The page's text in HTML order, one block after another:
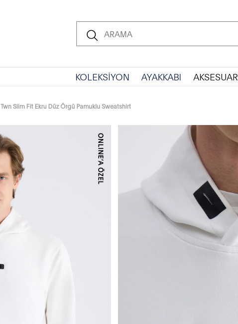
KOLEKSİYON AYAKKABI AKSESUAR
Twn Slim Fit Ekru Düz Örgü Pamuklu Sweatshirt